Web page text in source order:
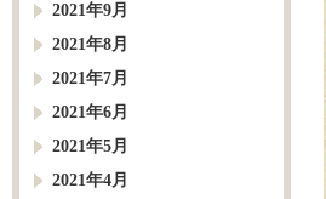
2021年9月
2021年8月
2021年7月
2021年6月
2021年5月
2021年4月